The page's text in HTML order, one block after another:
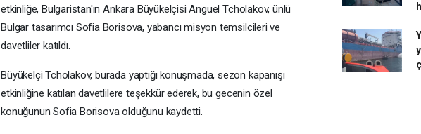
etkinliğe, Bulgaristan'ın Ankara Büyükelçisi Anguel Tcholakov, ünlü
Bulgar tasarımcı Sofia Borisova, yabancı misyon temsilcileri ve
davetliler katıldı.
Büyükelçi Tcholakov, burada yaptığı konuşmada, sezon kapanışı
etkinliğine katılan davetlilere teşekkür ederek, bu gecenin özel
konuğunun Sofia Borisova olduğunu kaydetti.